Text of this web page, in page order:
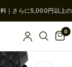
｜さらに5,000円以上
0